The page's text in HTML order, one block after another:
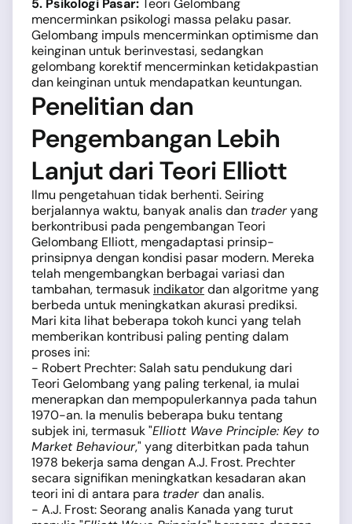
5. Psikologi Pasar: Teori Gelombang
mencerminkan psikologi massa pelaku pasar.
Gelombang impuls mencerminkan optimisme dan
keinginan untuk berinvestasi, sedangkan
gelombang korektif mencerminkan ketidakpastian
dan keinginan untuk mendapatkan keuntungan.
Penelitian dan
Pengembangan Lebih
Lanjut dari Teori Elliott
Ilmu pengetahuan tidak berhenti. Seiring
berjalannya waktu, banyak analis dan traderyang
berkontribusi pada pengembangan Teori
Gelombang Elliott, mengadaptasi prinsip-
prinsipnya dengan kondisi pasar modern. Mereka
telah mengembangkan berbagai variasi dan
tambahan, termasuk indikatordan algoritme yang
berbeda untuk meningkatkan akurasi prediksi.
Mari kita lihat beberapa tokoh kunci yang telah
memberikan kontribusi paling penting dalam
proses ini:
- Robert Prechter: Salah satu pendukung dari
Teori Gelombang yang paling terkenal, ia mulai
menerapkan dan mempopulerkannya pada tahun
1970-an. Ia menulis beberapa buku tentang
subjek ini, termasuk "Elliott Wave Principle: Key to
Market Behaviour," yang diterbitkan pada tahun
1978 bekerja sama dengan A.J. Frost. Prechter
secara signifikan meningkatkan kesadaran akan
teori ini di antara para traderdan analis.
- A.J. Frost: Seorang analis Kanada yang turut